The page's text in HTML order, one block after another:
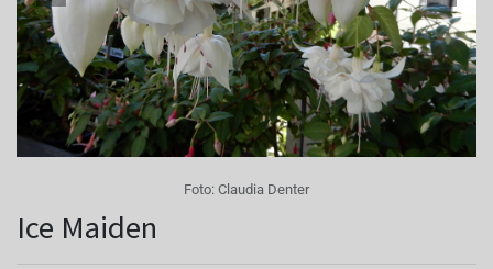
Foto: Claudia Denter
Ice Maiden